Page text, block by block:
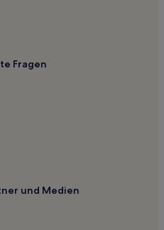
Fragen
und Medien